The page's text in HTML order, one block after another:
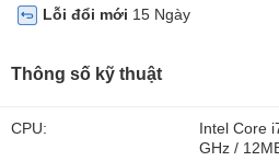
Lỗi đổi mới 15 Ngày
Thông số kỹ thuật
CPU:
Intel Core
GHz /